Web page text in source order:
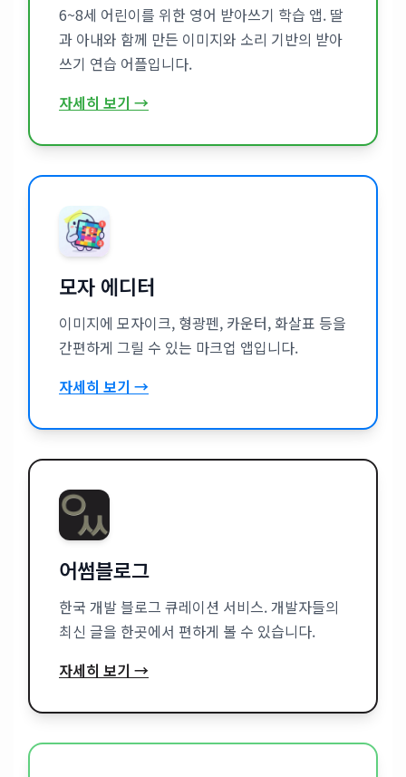
6~8세 어린이를 위한 영어 받아쓰기 학습 앱. 딸
과 아내와 함께 만든 이미지와 소리 기반의 받아
쓰기 연습 어플입니다.
자세히 보기 →
모자 에디터
이미지에 모자이크, 형광펜, 카운터, 화살표 등을
간편하게 그릴 수 있는 마크업 앱입니다.
자세히 보기 →
어썸블로그
한국 개발 블로그 큐레이션 서비스. 개발자들의
최신 글을 한곳에서 편하게 볼 수 있습니다.
자세히 보기 →